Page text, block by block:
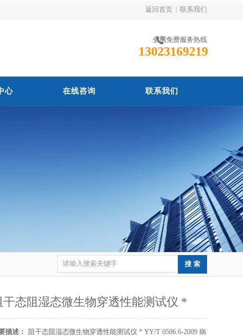
返回首页 联系我们
全国免费服务热线
13023169219
心 在线咨询 联系我们
干态阻湿态微生物穿透性能测试仪 *
描述：
阻干态阻湿态微生物穿透性能测试仪 * YY/T 0506.6-2009 病